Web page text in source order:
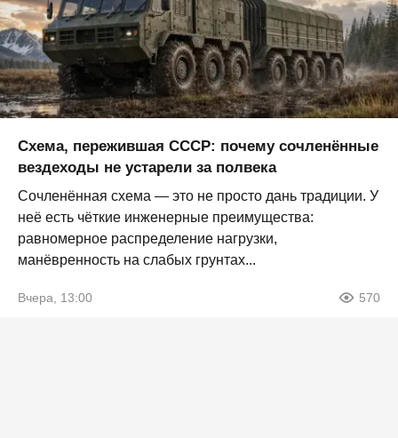
Схема, пережившая СССР: почему сочленённые
вездеходы не устарели за полвека
Сочленённая схема — это не просто дань традиции. У
неё есть чёткие инженерные преимущества:
равномерное распределение нагрузки,
манёвренность на слабых грунтах...
Вчера, 13:00 570